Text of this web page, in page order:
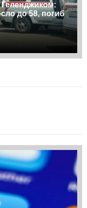
до 58, погиб